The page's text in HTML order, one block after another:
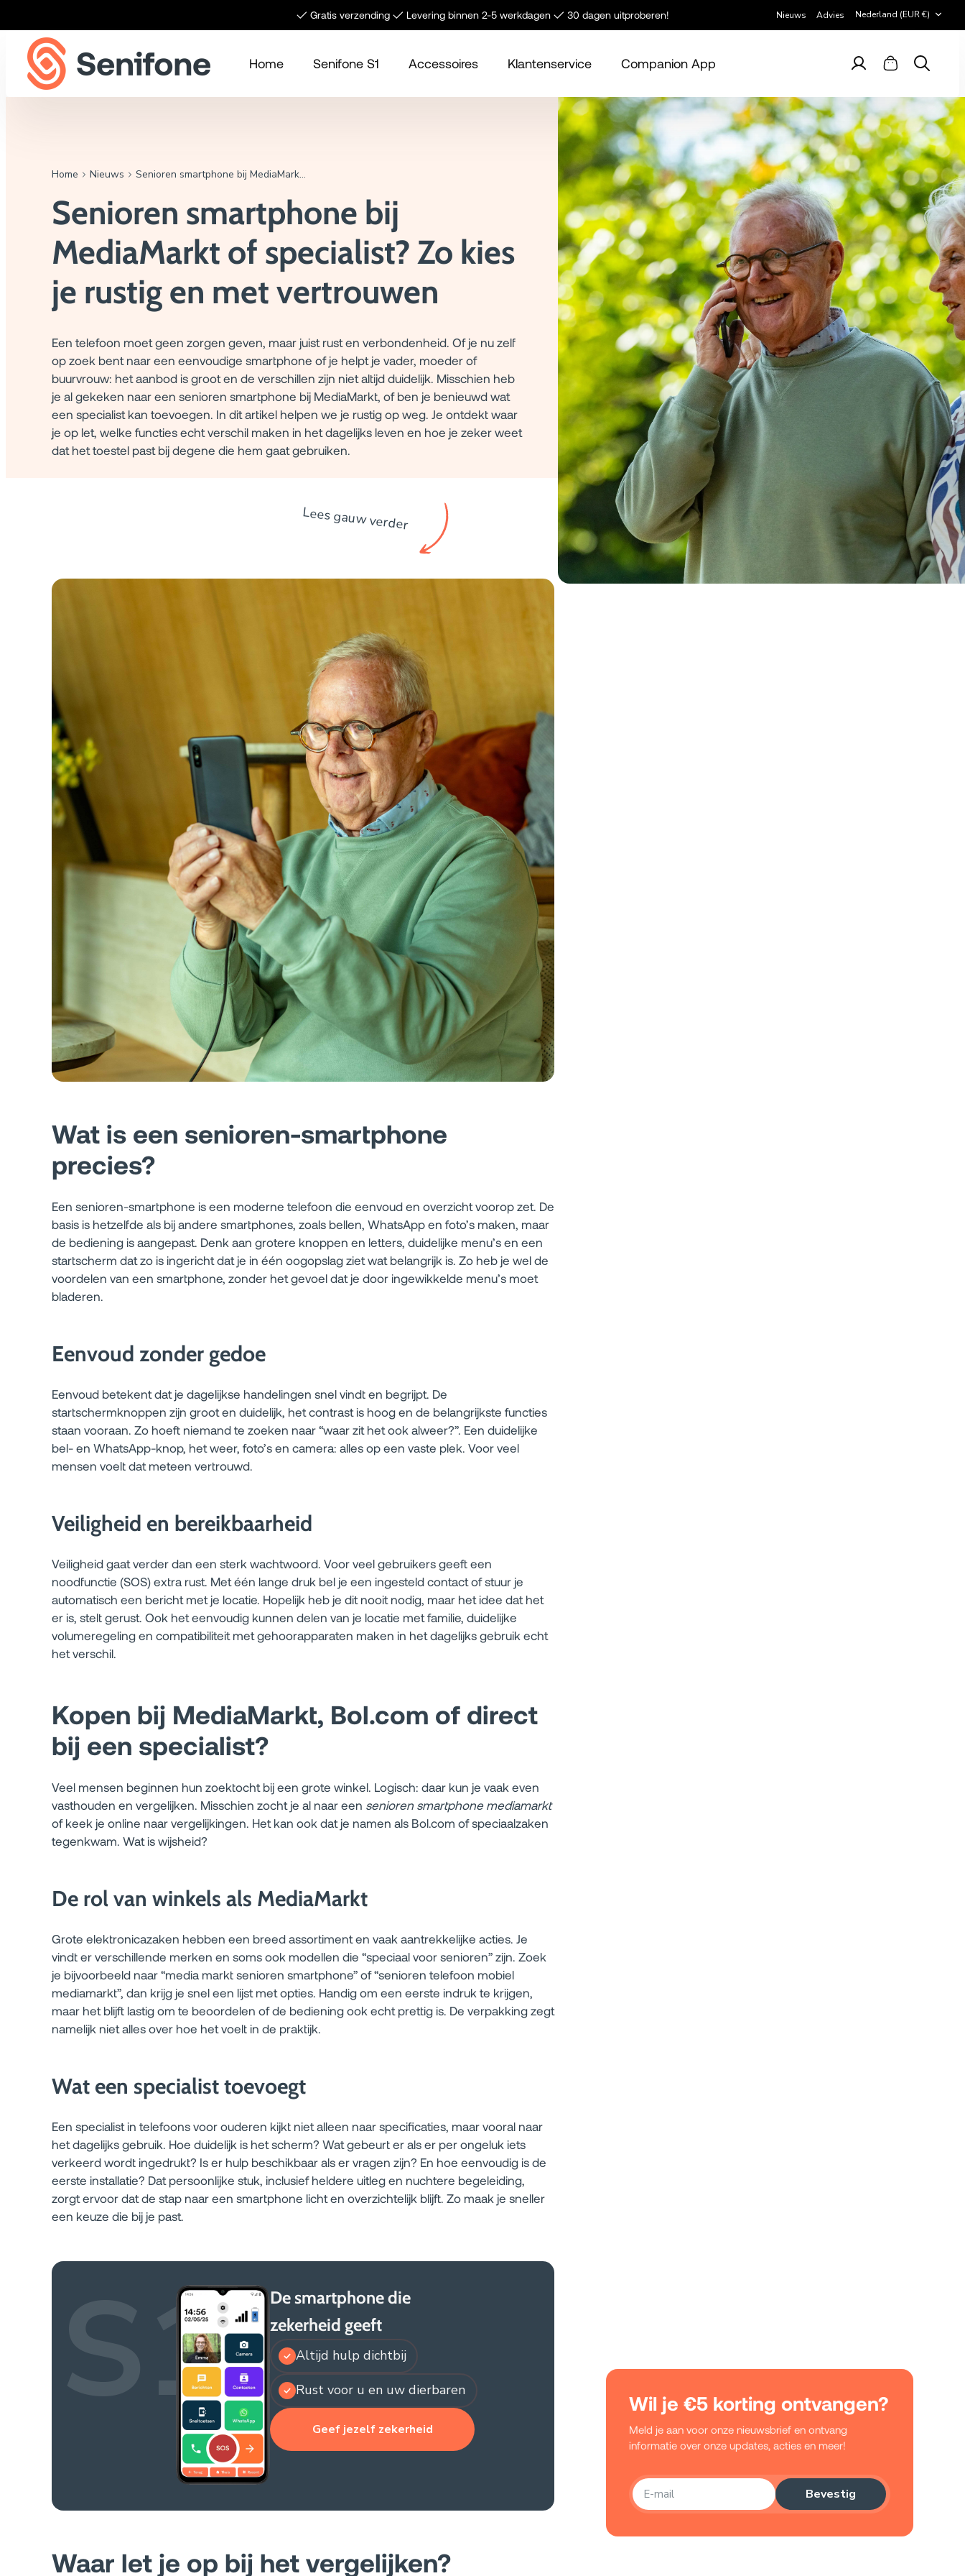
✓ Gratis verzending ✓ Levering binnen 2-5 werkdagen ✓ 30 dagen uitproberen! Nieuws Advies Nederland (EUR €)
Home Senifone S1 Accessoires Klantenservice Companion App AccountWinkelwagen
Zoeken
Home Nieuws Senioren smartphone bij MediaMarkt of specialist? Zo kies je rustig en met vertrouwen
Senioren smartphone bij
MediaMarkt of specialist? Zo kies
je rustig en met vertrouwen
Een telefoon moet geen zorgen geven, maar juist rust en verbondenheid. Of je nu zelf
op zoek bent naar een eenvoudige smartphone of je helpt je vader, moeder of
buurvrouw: het aanbod is groot en de verschillen zijn niet altijd duidelijk. Misschien heb
je al gekeken naar een senioren smartphone bij MediaMarkt, of ben je benieuwd wat
een specialist kan toevoegen. In dit artikel helpen we je rustig op weg. Je ontdekt waar
je op let, welke functies echt verschil maken in het dagelijks leven en hoe je zeker weet
dat het toestel past bij degene die hem gaat gebruiken.
Lees gauw verder
Wat is een senioren-smartphone
precies?
Een senioren-smartphone is een moderne telefoon die eenvoud en overzicht voorop zet. De
basis is hetzelfde als bij andere smartphones, zoals bellen, WhatsApp en foto’s maken, maar
de bediening is aangepast. Denk aan grotere knoppen en letters, duidelijke menu’s en een
startscherm dat zo is ingericht dat je in één oogopslag ziet wat belangrijk is. Zo heb je wel de
voordelen van een smartphone, zonder het gevoel dat je door ingewikkelde menu’s moet
bladeren.
Eenvoud zonder gedoe
Eenvoud betekent dat je dagelijkse handelingen snel vindt en begrijpt. De
startschermknoppen zijn groot en duidelijk, het contrast is hoog en de belangrijkste functies
staan vooraan. Zo hoeft niemand te zoeken naar “waar zit het ook alweer?”. Een duidelijke
bel- en WhatsApp-knop, het weer, foto’s en camera: alles op een vaste plek. Voor veel
mensen voelt dat meteen vertrouwd.
Veiligheid en bereikbaarheid
Veiligheid gaat verder dan een sterk wachtwoord. Voor veel gebruikers geeft een
noodfunctie (SOS) extra rust. Met één lange druk bel je een ingesteld contact of stuur je
automatisch een bericht met je locatie. Hopelijk heb je dit nooit nodig, maar het idee dat het
er is, stelt gerust. Ook het eenvoudig kunnen delen van je locatie met familie, duidelijke
volumeregeling en compatibiliteit met gehoorapparaten maken in het dagelijks gebruik echt
het verschil.
Kopen bij MediaMarkt, Bol.com of direct
bij een specialist?
Veel mensen beginnen hun zoektocht bij een grote winkel. Logisch: daar kun je vaak even
vasthouden en vergelijken. Misschien zocht je al naar een senioren smartphone mediamarkt
of keek je online naar vergelijkingen. Het kan ook dat je namen als Bol.com of speciaalzaken
tegenkwam. Wat is wijsheid?
De rol van winkels als MediaMarkt
Grote elektronicazaken hebben een breed assortiment en vaak aantrekkelijke acties. Je
vindt er verschillende merken en soms ook modellen die “speciaal voor senioren” zijn. Zoek
je bijvoorbeeld naar “media markt senioren smartphone” of “senioren telefoon mobiel
mediamarkt”, dan krijg je snel een lijst met opties. Handig om een eerste indruk te krijgen,
maar het blijft lastig om te beoordelen of de bediening ook echt prettig is. De verpakking zegt
namelijk niet alles over hoe het voelt in de praktijk.
Wat een specialist toevoegt
Een specialist in telefoons voor ouderen kijkt niet alleen naar specificaties, maar vooral naar
het dagelijks gebruik. Hoe duidelijk is het scherm? Wat gebeurt er als er per ongeluk iets
verkeerd wordt ingedrukt? Is er hulp beschikbaar als er vragen zijn? En hoe eenvoudig is de
eerste installatie? Dat persoonlijke stuk, inclusief heldere uitleg en nuchtere begeleiding,
zorgt ervoor dat de stap naar een smartphone licht en overzichtelijk blijft. Zo maak je sneller
een keuze die bij je past.
S1
De smartphone die
zekerheid geeft
Altijd hulp dichtbij
Rust voor u en uw dierbaren
Geef jezelf zekerheid
Waar let je op bij het vergelijken?
Wil je €5 korting ontvangen?
Meld je aan voor onze nieuwsbrief en ontvang
informatie over onze updates, acties en meer!
Bevestig